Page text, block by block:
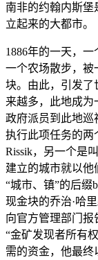
南非的约翰内斯
立起来的大都市。
1886年的一天，
一个农场散步，被
块。由此，引发了
来越多，此地成为
政府派员到此地巡
执行此项任务的两
Rissik，另一个是
建立的城市就以他
“城市、镇”的后缀
现金块的乔治·哈
向官方管理部门报
“金矿发现者所有
需的资金，他最终